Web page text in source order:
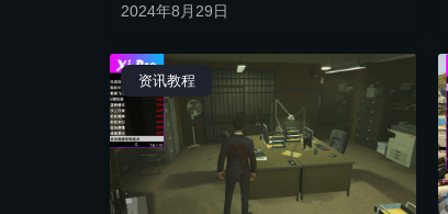
2024年8月29日
资讯教程